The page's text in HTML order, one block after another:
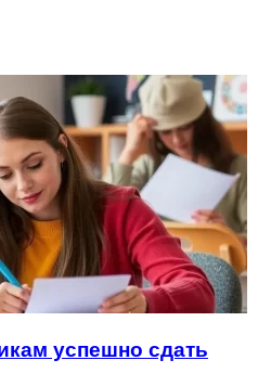
успешно сдать